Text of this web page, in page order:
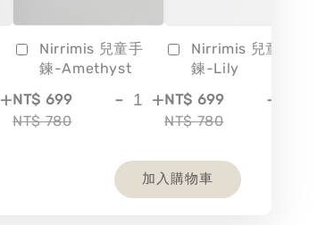
+
Nirrimis 兒童手
鍊-Amethyst
NT$ 699
NT$ 780
- +
Nirrimis 兒童手
鍊-Lily
NT$ 699
NT$ 780
-
加入購物車